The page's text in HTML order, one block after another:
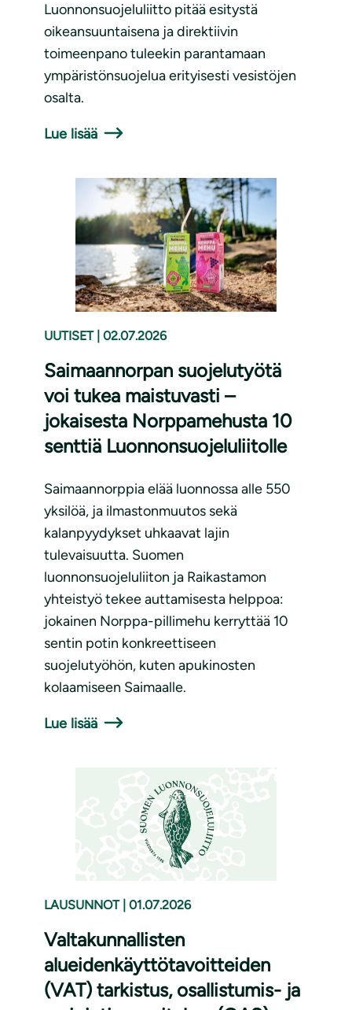
Luonnonsuojeluliitto pitää esitystä
oikeansuuntaisena ja direktiivin
toimeenpano tuleekin parantamaan
ympäristönsuojelua erityisesti vesistöjen
osalta.
Lue lisää
UUTISET 02.07.2026
Saimaannorpan suojelutyötä
voi tukea maistuvasti –
jokaisesta Norppamehusta 10
senttiä Luonnonsuojeluliitolle
Saimaannorppia elää luonnossa alle 550
yksilöä, ja ilmastonmuutos sekä
kalanpyydykset uhkaavat lajin
tulevaisuutta. Suomen
luonnonsuojeluliiton ja Raikastamon
yhteistyö tekee auttamisesta helppoa:
jokainen Norppa-pillimehu kerryttää 10
sentin potin konkreettiseen
suojelutyöhön, kuten apukinosten
kolaamiseen Saimaalle.
Lue lisää
LAUSUNNOT 01.07.2026
Valtakunnallisten
alueidenkäyttötavoitteiden
(VAT) tarkistus, osallistumis- ja